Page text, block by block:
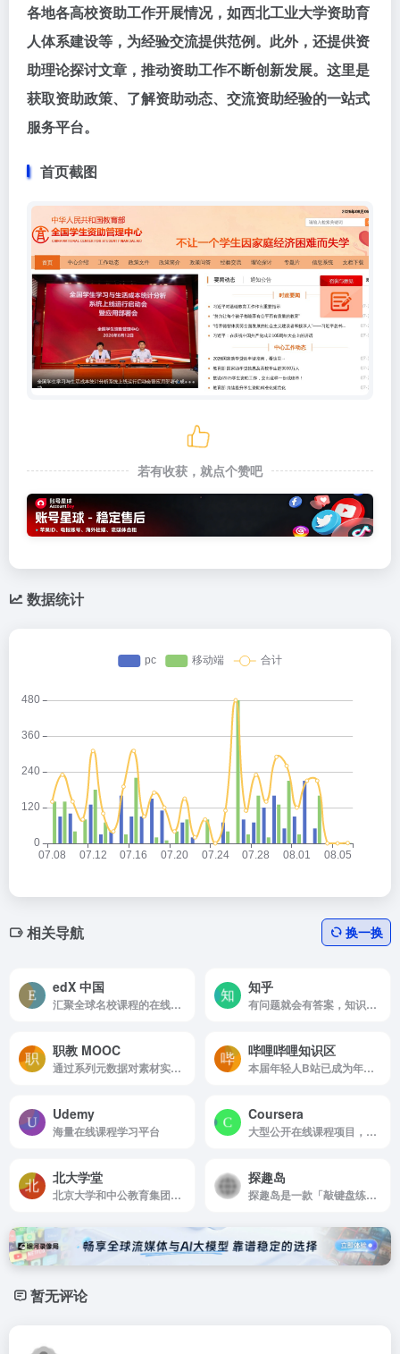
各地各高校资助工作开展情况，如西北工业大学资助育
人体系建设等，为经验交流提供范例。此外，还提供资
助理论探讨文章，推动资助工作不断创新发展。这里是
获取资助政策、了解资助动态、交流资助经验的一站式
服务平台。
首页截图
若有收获，就点个赞吧
数据统计
相关导航 换一换
edX 中国
汇聚全球名校课程的在线学习平台
知乎
有问题就会有答案，知识问答与交流平台
职教 MOOC
通过系列元数据对素材实现系统化管理，从而使得每个素材都能被便捷地查询和调用。
哔哩哔哩知识区
本届年轻人B站已成为年轻人的学习大本营
Udemy
海量在线课程学习平台
Coursera
大型公开在线课程项目，来自世界顶尖大学的慕课
北大学堂
北京大学和中公教育集团携手打造的在线教育平台
探趣岛
探趣岛是一款「敲键盘练英语」的在线学习网站，提供整句、拆句、听写、中译英、拼图五种练习模式，即时反馈，课程覆盖零基础到高级，浏览器直接打开，无需下载。
暂无评论